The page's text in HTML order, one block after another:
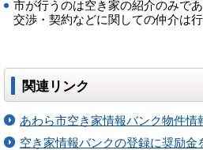
市が行うのは空き家の紹介のみで
交渉・契約などに関しての仲介は
関連リンク
あわら市空き家情報バンク物件情
空き家情報バンクの登録に奨励金